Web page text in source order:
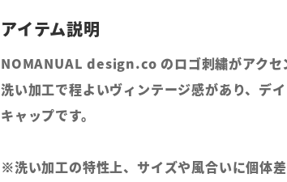
NOMANUAL design.co のロゴ刺繍がアクセ
洗い加工で程よいヴィンテージ感があり、デ
キャップです。
※洗い加工の特性上、サイズや風合いに個体差